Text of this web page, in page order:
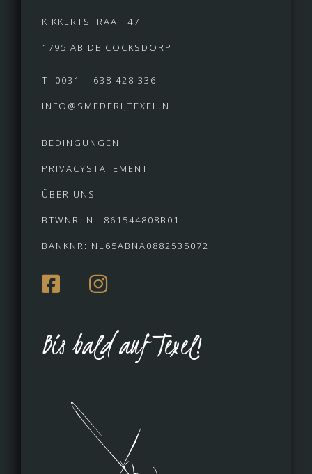
KIKKERTSTRAAT 47
1795 AB DE COCKSDORP
T: 0031 – 638 428 336
INFO@SMEDERIJTEXEL.NL
BEDINGUNGEN
PRIVACYSTATEMENT
ÜBER UNS
BTWNR: NL 861544808B01
BANKNR: NL65ABNA0882535072
Bis bald auf Texel!